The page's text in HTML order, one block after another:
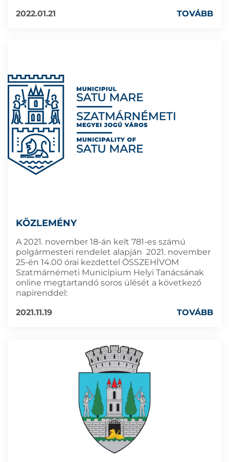
2022.01.21 TOVÁBB
KÖZLEMÉNY
A 2021. november 18-án kelt 781-es számú
polgármesteri rendelet alapján 2021. november
25-én 14.00 órai kezdettel ÖSSZEHÍVOM
Szatmárnémeti Municípium Helyi Tanácsának
online megtartandó soros ülését a következő
napirenddel:
2021.11.19
TOVÁBB